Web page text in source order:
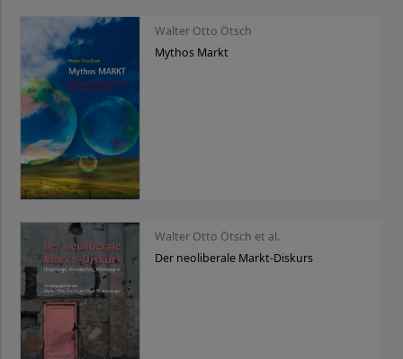
Walter Otto Ötsch
Mythos Markt
Walter Otto Ötsch et al.
Der neoliberale Markt-Diskurs